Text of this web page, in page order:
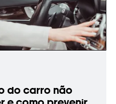
do carro não